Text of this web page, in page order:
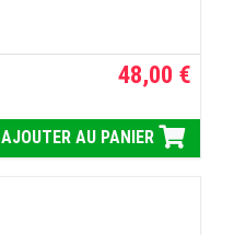
48,00 €
AJOUTER AU PANIER